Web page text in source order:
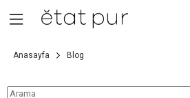
Anasayfa Blog